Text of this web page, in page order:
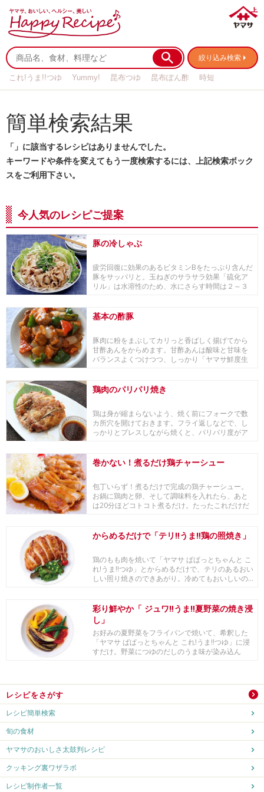
絞り込み検索
これ!うま!!つゆ Yummy! 昆布つゆ 昆布ぽん酢
時短
簡単検索結果
「」に該当するレシピはありませんでした。
キーワードや条件を変えてもう一度検索するには、上記検索ボック
スをご利用下さい。
今人気のレシピご提案
豚の冷しゃぶ
疲労回復に効果のあるビタミンBをたっぷり含んだ
豚をサッパリと。玉ねぎのサラサラ効果「硫化ア
リル」は水溶性のため、水にさらす時間は２～３
基本の酢豚
豚肉に粉をまぶしてカリっと香ばしく揚げてから
甘酢あんをからめます。甘酢あんは酸味と甘味を
バランスよくつけつつ、しっかり「ヤマサ鮮度生
鶏肉のパリパリ焼き
鶏は身が縮まらないよう、焼く前にフォークで数
カ所穴を開けておきます。フライ返しなどで、し
っかりとプレスしながら焼くと、パリパリ度がア
巻かない！煮るだけ鶏チャーシュー
包丁いらず！煮るだけで完成の鶏チャーシュー。
お鍋に鶏肉と卵、そして調味料を入れたら、あと
は20分ほどコトコト煮るだけ。たったこれだけだ
からめるだけで「テリ‼うま‼鶏の照焼き」
鶏のもも肉を焼いて「ヤマサ ぱぱっとちゃんと こ
れ!うま!!つゆ」とからめるだけで、テリのあるおい
しい照り焼きのできあがり。冷めてもおいしいの...
彩り鮮やか「 ジュワ‼うま‼夏野菜の焼き浸
し」
お好みの夏野菜をフライパンで焼いて、希釈した
「ヤマサ ぱぱっとちゃんと これ!うま!!つゆ」に浸
すだけ。野菜につゆのだしのうま味が染み込ん
レシピをさがす
レシピ簡単検索
旬の食材
ヤマサのおいしさ太鼓判レシピ
クッキング裏ワザラボ
レシピ制作者一覧